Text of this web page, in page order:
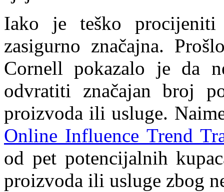
Iako je teško
zasigurno značajna.
Cornell pokazalo je da
odvratiti značajan broj
proizvoda ili usluge.
Online Influence Trend
od pet potencijalnih
proizvoda ili usluge zbog